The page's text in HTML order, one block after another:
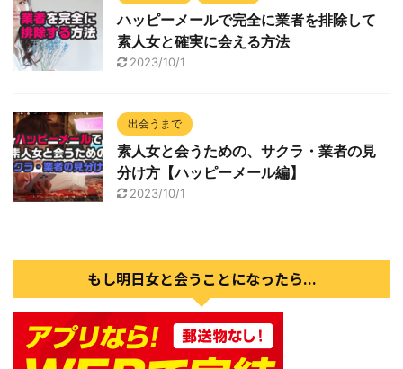
ハッピーメールで完全に業者を排除して
素人女と確実に会える方法
2023/10/1
出会うまで
素人女と会うための、サクラ・業者の見
分け方【ハッピーメール編】
2023/10/1
もし明日女と会うことになったら...